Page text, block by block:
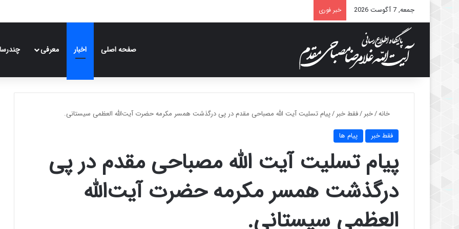
جمعه, 7 آگوست 2026 خبر فوری
صفحه اصلی اخبار معرفی
خانه/خبر /فقط خبر /پیام تسلیت آیت الله مصباحی مقدم در پی درگذشت همسر مکرمه حضرت آیت‌الله العظمی سیستانی.
فقط خبر پیام ها
پیام تسلیت آیت الله مصباحی مقدم در پی
درگذشت همسر مکرمه حضرت آیت‌الله
العظمی سیستانی.